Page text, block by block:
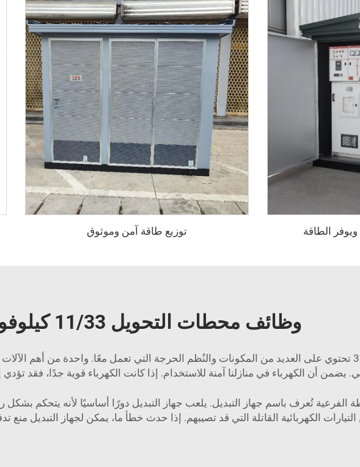
الطاقة توزيع طاقة آمن وموثوق
وظائف محطات التحويل 11/33 كيلوفولت
تحتوي على العديد من المكونات والنُظم الحرجة التي تعمل معًا. واحدة من أهم
يضمن أن الكهرباء في منازلنا آمنة للاستخدام. إذا كانت الكهرباء قوية جدًا، فقد
الفرعية تُعرف باسم جهاز التبديل. يلعب جهاز التبديل دورًا أساسيًا لأنه يتحكم
الكهربائية القاتلة التي قد تصيبهم. إذا حدث خطأ ما، يمكن لجهاز التبديل منع